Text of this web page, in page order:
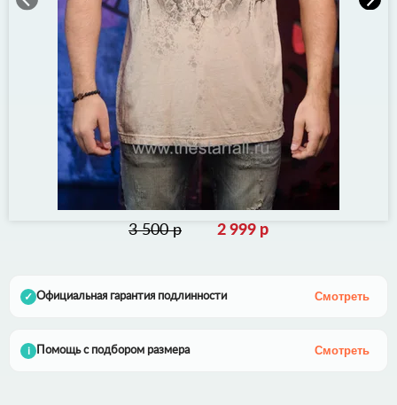
3 500 р 2 999 р
✓ Официальная гарантия подлинности Смотреть
i Помощь с подбором размера Смотреть